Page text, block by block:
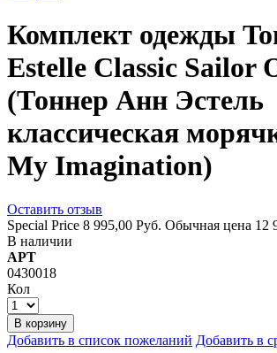
Комплект одежды
Estelle Classic Sailor
(Тоннер Анн Эстель
классическая
My Imagination)
Оставить отзыв
Special Price 8 995,00 Руб. Обычная цена 12
В наличии
АРТ
0430018
Кол
В корзину
Добавить в список пожеланий Добавить в